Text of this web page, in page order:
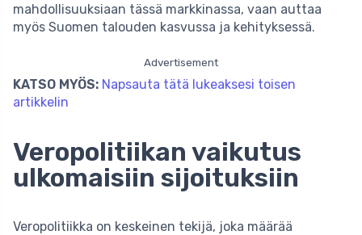
mahdollisuuksiaan tässä markkinassa, vaan auttaa
myös Suomen talouden kasvussa ja kehityksessä.
Advertisement
KATSO MYÖS: Napsauta tätä lukeaksesi toisen
artikkelin
Veropolitiikan vaikutus
ulkomaisiin sijoituksiin
Veropolitiikka on keskeinen tekijä, joka määrää